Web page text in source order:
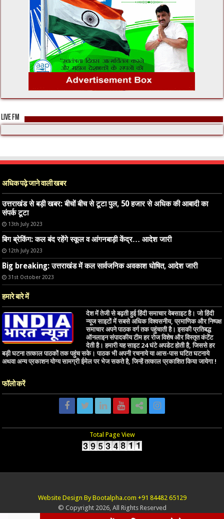
LIVE FM
अधिक पढ़े जाने वाली खबर
उत्तराखंड से बड़ी खबर: बीचों बीच से टूटा पुल, 50 हजार से अधिक की आबादी का
संपर्क टूटा
13th July 2023
बिग ब्रेकिंग: कल बंद रहेंगे स्कूल व आंगनबाड़ी केंद्र… आदेश जारी
12th July 2023
Big breaking: उत्तराखंड में कल सार्वजनिक अवकाश घोषित, आदेश जारी
31st October 2023
हमारे बारे में
देश में तेजी से बढ़ती हुई हिंदी समाचार वेबसाइट है। जो हिंदी
न्यूज साइटों में सबसे अधिक विश्वसनीय, प्रमाणिक और निष्पक्ष
समाचार अपने पाठक वर्ग तक पहुंचाती है। इसकी प्रतिबद्ध
ऑनलाइन संपादकीय टीम हर रोज विशेष और विस्तृत कंटेंट
देती है। हमारी यह साइट 24 घंटे अपडेट होती है, जिससे हर
बड़ी घटना तत्काल पाठकों तक पहुंच सके। पाठक भी अपनी रचनाये या आस-पास घटित घटनाये
अथवा अन्य प्रकाशन योग्य सामग्री ईमेल पर भेज सकते है, जिन्हें तत्काल प्रकाशित किया जायेगा !
फॉलो करें
Total Page View
Website Design By Bootalpha.com +91 84482 65129
© Copyright 2026, All Rights Reserved